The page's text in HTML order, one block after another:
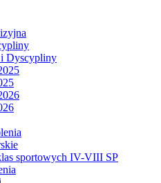
i Dyscypliny
sportowych IV-VIII SP